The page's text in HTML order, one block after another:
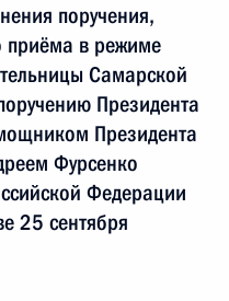
поручения,
приёма в режиме
Самарской
Президента
Президента
Фурсенко
Федерации
25 сентября